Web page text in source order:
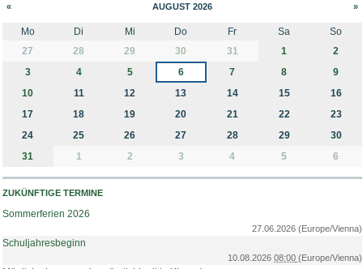
« AUGUST 2026 »
month-8
Mo Di Mi Do Fr Sa
So
27
28 29 30 31 1
2
3
4 5 6 7 8
9
10
11 12 13 14 15
16
17
18 19 20 21 22
23
24
25 26 27 28 29
30
31
1 2 3 4 5 6
ZUKÜNFTIGE TERMINE
Sommerferien 2026
27.06.2026(Europe/Vienna)
Schuljahresbeginn
10.08.202608:00 (Europe/Vienna)